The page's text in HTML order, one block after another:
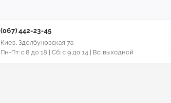
(067) 442-23-45
Киев, Здолбуновская 7а
Пн-Пт: с 8 до 18 | Сб: с 9 до 14 | Вс: выходной